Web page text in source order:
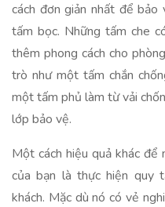
cách đơn giản nhất để
tấm bọc. Những tấm che
thêm phong cách cho
trò như một tấm chắn
một tấm phủ làm từ vải
lớp bảo vệ.
Một cách hiệu quả khác
của bạn là thực hiện quy
khách. Mặc dù nó có vẻ